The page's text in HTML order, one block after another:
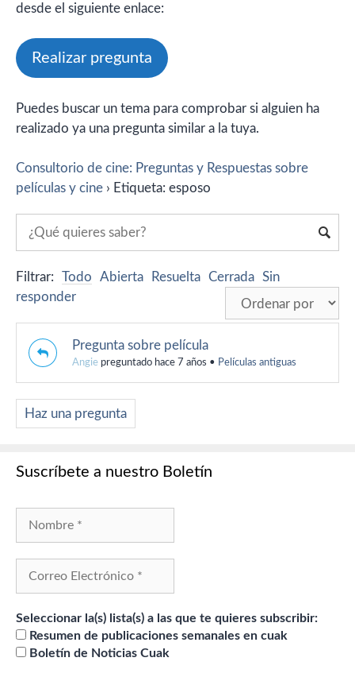
desde el siguiente enlace:
Realizar pregunta
Puedes buscar un tema para comprobar si alguien ha
realizado ya una pregunta similar a la tuya.
Consultorio de cine: Preguntas y Respuestas sobre
películas y cine › Etiqueta: esposo
Filtrar: Todo Abierta Resuelta Cerrada Sin
responder
Pregunta sobre película
Angie preguntado hace 7 años • Películas antiguas
Haz una pregunta
Suscríbete a nuestro Boletín
Seleccionar la(s) lista(s) a las que te quieres subscribir:
Resumen de publicaciones semanales en cuak
Boletín de Noticias Cuak